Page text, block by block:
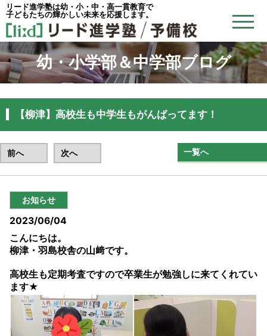
リード進学塾は幼・小・中・高一貫教育で
子どもたちの輝かしい未来を応援します。
幼・小学部＆中学部ブログ
【柳津】高校生も中学生もがんばってます！
前へ 次へ 一覧へ
お知らせ
2023/06/04
こんにちは。
柳津・羽島校舎の山﨑です。
高校生も定期考査ですので卒業生が勉強しに来てくれてい
ます★